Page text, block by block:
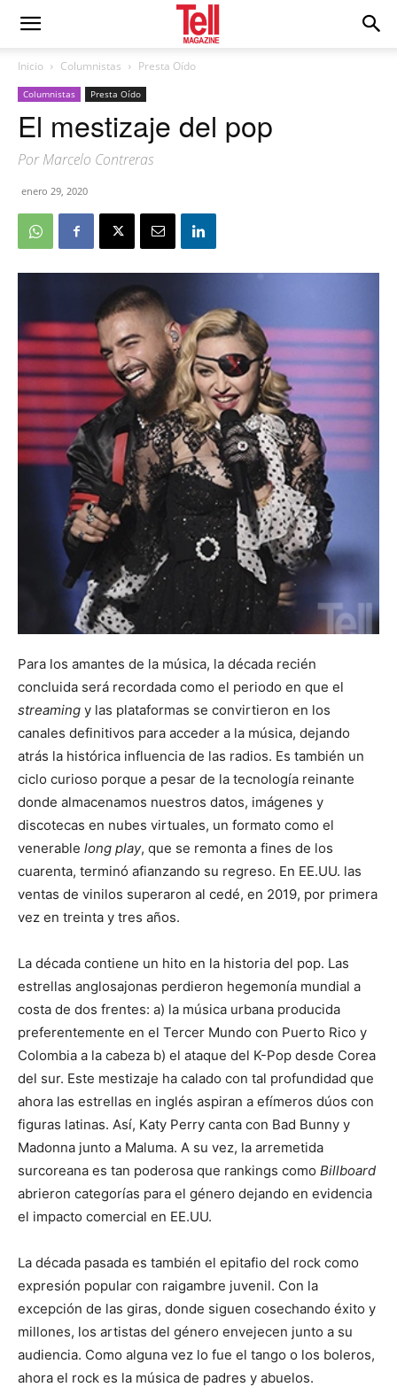
Inicio Columnistas Presta Oído
Columnistas Presta Oído
El mestizaje del pop
Por Marcelo Contreras
enero 29, 2020
Para los amantes de la música, la década recién
concluida será recordada como el periodo en que el
streaming y las plataformas se convirtieron en los
canales definitivos para acceder a la música, dejando
atrás la histórica influencia de las radios. Es también un
ciclo curioso porque a pesar de la tecnología reinante
donde almacenamos nuestros datos, imágenes y
discotecas en nubes virtuales, un formato como el
venerable long play, que se remonta a fines de los
cuarenta, terminó afianzando su regreso. En EE.UU. las
ventas de vinilos superaron al cedé, en 2019, por primera
vez en treinta y tres años.
La década contiene un hito en la historia del pop. Las
estrellas anglosajonas perdieron hegemonía mundial a
costa de dos frentes: a) la música urbana producida
preferentemente en el Tercer Mundo con Puerto Rico y
Colombia a la cabeza b) el ataque del K-Pop desde Corea
del sur. Este mestizaje ha calado con tal profundidad que
ahora las estrellas en inglés aspiran a efímeros dúos con
figuras latinas. Así, Katy Perry canta con Bad Bunny y
Madonna junto a Maluma. A su vez, la arremetida
surcoreana es tan poderosa que rankings como Billboard
abrieron categorías para el género dejando en evidencia
el impacto comercial en EE.UU.
La década pasada es también el epitafio del rock como
expresión popular con raigambre juvenil. Con la
excepción de las giras, donde siguen cosechando éxito y
millones, los artistas del género envejecen junto a su
audiencia. Como alguna vez lo fue el tango o los boleros,
ahora el rock es la música de padres y abuelos.